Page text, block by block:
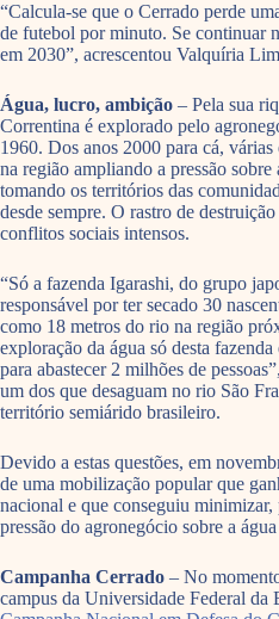
“Calcula-se que o Cerrado perde
de futebol por minuto. Se continuar
em 2030”, acrescentou Valquíria
Água, lucro, ambição – Pela sua
Correntina é explorado pelo
1960. Dos anos 2000 para cá, várias
na região ampliando a pressão
tomando os territórios das
desde sempre. O rastro de
conflitos sociais intensos.
“Só a fazenda Igarashi, do grupo
responsável por ter secado 30
como 18 metros do rio na região
exploração da água só desta
para abastecer 2 milhões de
um dos que desaguam no rio São
território semiárido brasileiro.
Devido a estas questões, em
de uma mobilização popular que
nacional e que conseguiu minimizar,
pressão do agronegócio sobre a
Campanha Cerrado – No
campus da Universidade Federal da